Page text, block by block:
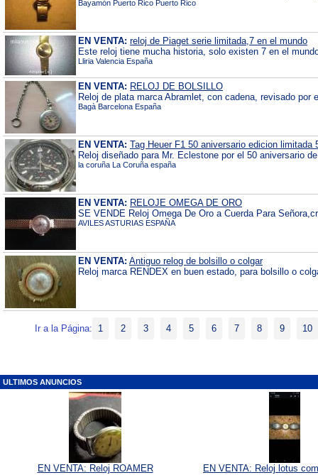
Bayamón Puerto Rico Puerto Rico
EN VENTA: reloj de Piaget serie limitada,7 en el mundo
Este reloj tiene mucha historia, solo existen 7 en el
Lliria Valencia España
EN VENTA: RELOJ DE BOLSILLO
Reloj de plata marca Abramlet, con cadena, revisado por
Bagà Barcelona España
EN VENTA: Tag Heuer F1 50 aniversario edicion limitada
Reloj diseñado para Mr. Eclestone por el 50 aniversario
la coruña La Coruña españa
EN VENTA: RELOJE OMEGA DE ORO
SE VENDE Reloj Omega De Oro a Cuerda Para
AVILES ASTURIAS ESPAÑA
EN VENTA: Antiguo relog de bolsillo o colgar
Reloj marca RENDEX en buen estado, para bolsillo o
Ir a la Página: 1 2 3 4 5 6 7 8 9 10
ULTIMOS ANUNCIOS
EN VENTA: Reloj ROAMER EN VENTA: Reloj lotus